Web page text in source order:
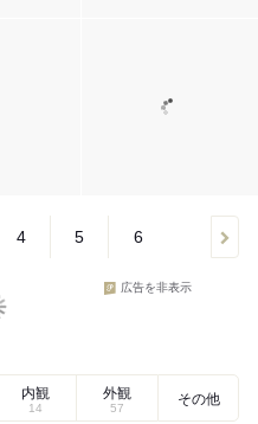
4 5 6
広告を非表示
内観
14
外観
57
その他